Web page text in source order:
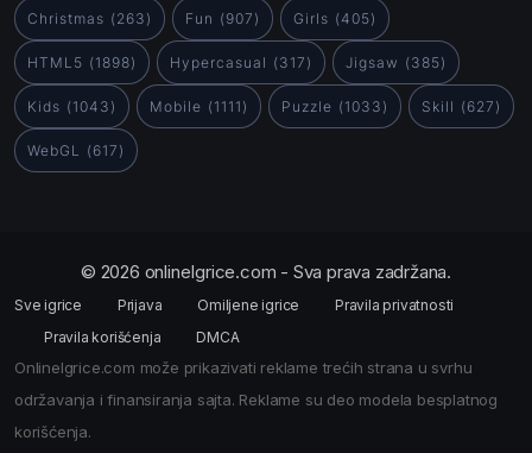
Christmas (263) Fun (907) Girls (405)
HTML5 (1898) Hypercasual (317) Jigsaw (385)
Kids (1043) Mobile (1111) Puzzle (1033) Skill (627)
WebGL (617)
© 2026 onlineIgrice.com - Sva prava zadržana.
Sve igrice Prijava Omiljene igrice
Pravila privatnosti
Pravila korišćenja
DMCA
OnlineIgrice.com može prikazivati reklame trećih strana u svrhu
održavanja i finansiranja sajta. Reklame su deo modela besplatnog
korišćenja.